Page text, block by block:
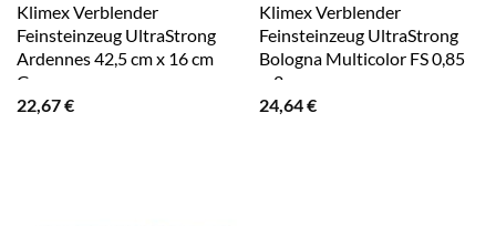
Klimex Verblender
Feinsteinzeug UltraStrong
Ardennes 42,5 cm x 16 cm
Grau
22,67€
Klimex Verblender
Feinsteinzeug UltraStrong
Bologna Multicolor FS 0,85
m2
24,64€